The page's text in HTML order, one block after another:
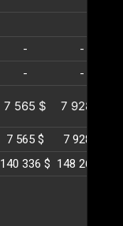
-
-
-
-
7 565 $ 7 928 $
7 565 $ 7 928 $
140 336 $ 148 264 $